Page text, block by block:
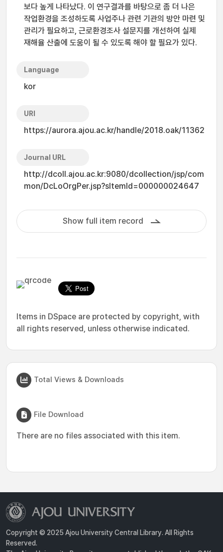
보다 높게 나타났다. 이 연구결과를 바탕으로 좀 더 나은
작업환경을 조성하도록 사업주나 관련 기관의 방안 마련 및
관리가 필요하고, 근로환경조사 설문지를 개선하여 실제
재해율 산출에 도움이 될 수 있도록 해야 할 필요가 있다.
Language
kor
URI
https://aurora.ajou.ac.kr/handle/2018.oak/11362
Journal URL
http://dcoll.ajou.ac.kr:9080/dcollection/jsp/com
mon/DcLoOrgPer.jsp?sItemId=000000024647
Show full item record
Items in DSpace are protected by copyright, with
all rights reserved, unless otherwise indicated.
Total Views & Downloads
File Download
There are no files associated with this item.
Copyright © 2025 Ajou University Central Library. All Rights
Reserved.